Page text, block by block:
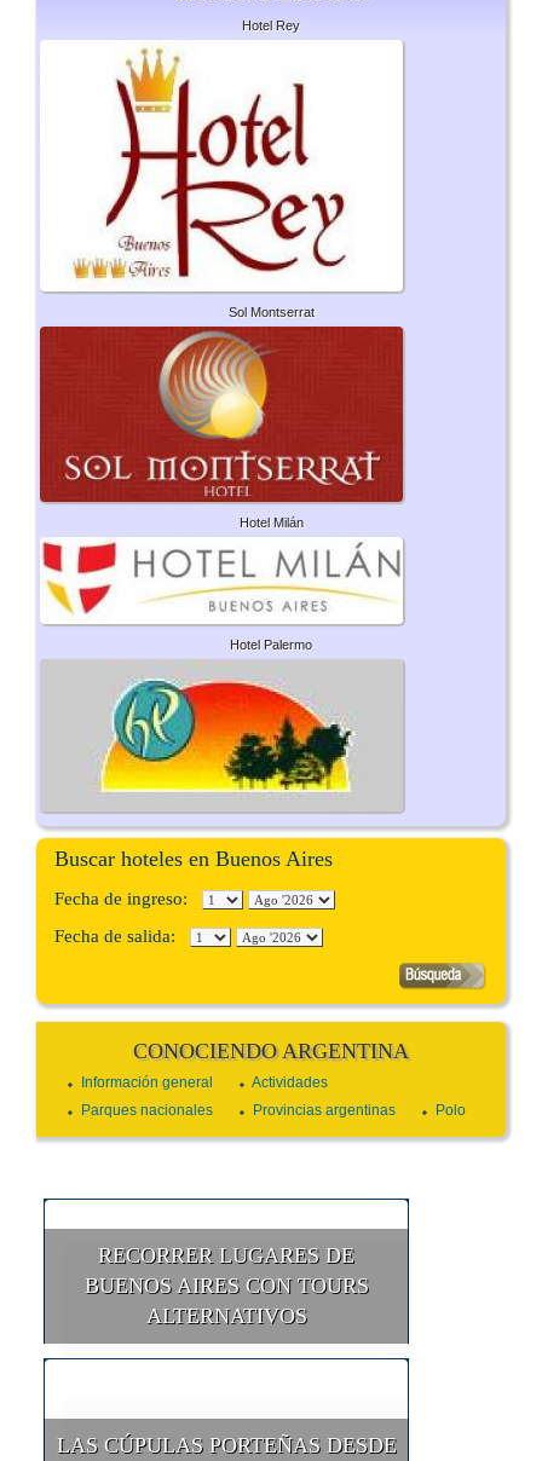
Hotel Rey
Sol Montserrat
Hotel Milán
Hotel Palermo
Buscar hoteles en Buenos Aires
Fecha de ingreso:
Fecha de salida:
CONOCIENDO ARGENTINA
Información general
Actividades
Parques nacionales
Provincias argentinas Polo
RECORRER LUGARES DE
BUENOS AIRES CON TOURS
ALTERNATIVOS
LAS CÚPULAS PORTEÑAS DESDE